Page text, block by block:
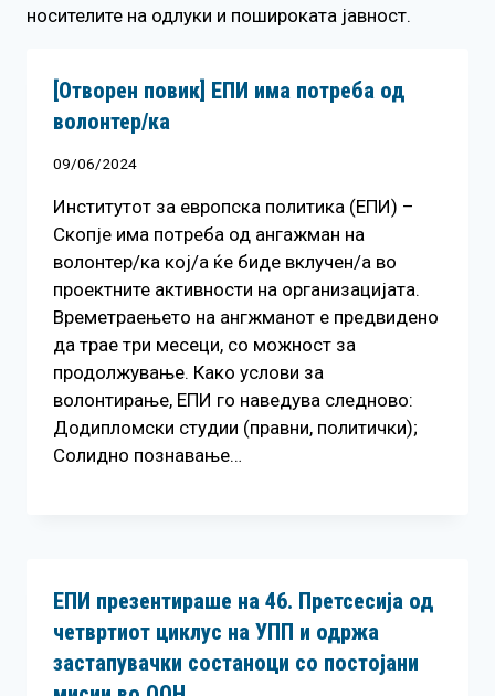
носителите на одлуки и пошироката јавност.
[Отворен повик] ЕПИ има потреба од
волонтер/ка
09/06/2024
Институтот за европска политика (ЕПИ) –
Скопје има потреба од ангажман на
волонтер/ка кој/а ќе биде вклучен/а во
проектните активности на организацијата.
Времетраењето на ангжманот е предвидено
да трае три месеци, со можност за
продолжување. Како услови за
волонтирање, ЕПИ го наведува следново:
Додипломски студии (правни, политички);
Солидно познавање…
ЕПИ презентираше на 46. Претсесија од
четвртиот циклус на УПП и одржа
застапувачки состаноци со постојани